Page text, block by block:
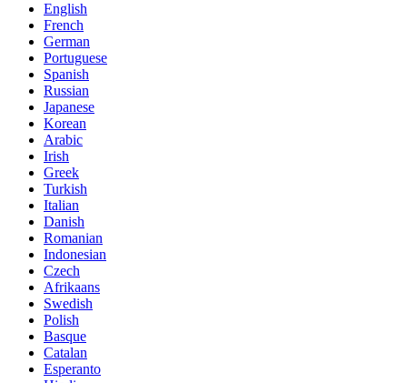
English
French
German
Portuguese
Spanish
Russian
Japanese
Korean
Arabic
Irish
Greek
Turkish
Italian
Danish
Romanian
Indonesian
Czech
Afrikaans
Swedish
Polish
Basque
Catalan
Esperanto